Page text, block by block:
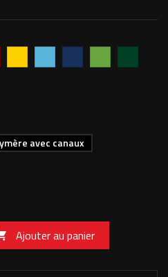
clair
foncé pommeforêt
avec canaux
Ajouter au panier